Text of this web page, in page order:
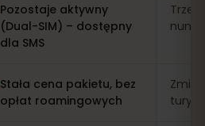
Pozostaje aktywny
(Dual-SIM) – dostępny
dla SMS
Stała cena pakietu, bez
opłat roamingowych